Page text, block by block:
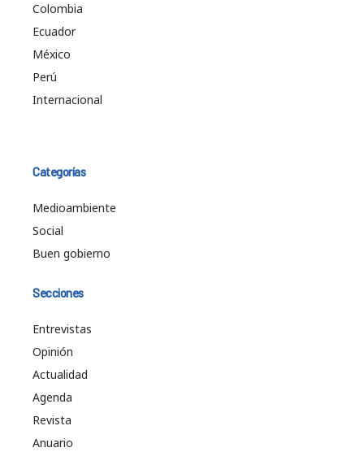
Colombia
Ecuador
México
Perú
Internacional
Categorías
Medioambiente
Social
Buen gobierno
Secciones
Entrevistas
Opinión
Actualidad
Agenda
Revista
Anuario